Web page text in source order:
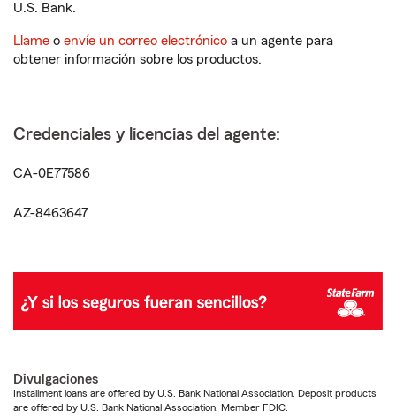
U.S. Bank.
Llame o envíe un correo electrónico a un agente para
obtener información sobre los productos.
Credenciales y licencias del agente:
CA-0E77586
AZ-8463647
Divulgaciones
Installment loans are offered by U.S. Bank National Association. Deposit products
are offered by U.S. Bank National Association. Member FDIC.